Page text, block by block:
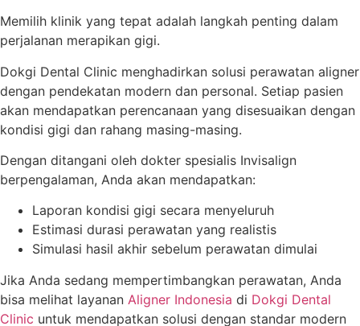
Memilih klinik yang tepat adalah langkah penting dalam
perjalanan merapikan gigi.
Dokgi Dental Clinic menghadirkan solusi perawatan aligner
dengan pendekatan modern dan personal. Setiap pasien
akan mendapatkan perencanaan yang disesuaikan dengan
kondisi gigi dan rahang masing-masing.
Dengan ditangani oleh dokter spesialis Invisalign
berpengalaman, Anda akan mendapatkan:
Laporan kondisi gigi secara menyeluruh
Estimasi durasi perawatan yang realistis
Simulasi hasil akhir sebelum perawatan dimulai
Jika Anda sedang mempertimbangkan perawatan, Anda
bisa melihat layanan Aligner Indonesia di Dokgi Dental
Clinic untuk mendapatkan solusi dengan standar modern